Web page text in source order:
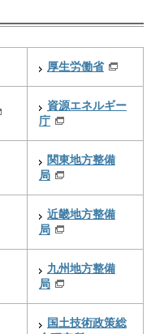
厚生労働省
資源エネルギー
庁
関東地方整備
局
近畿地方整備
局
九州地方整備
局
国土技術政策総